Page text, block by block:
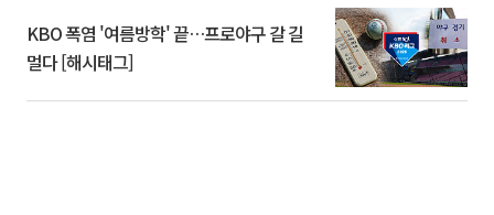
KBO 폭염 '여름방학' 끝…프로야구 갈 길
멀다 [해시태그]